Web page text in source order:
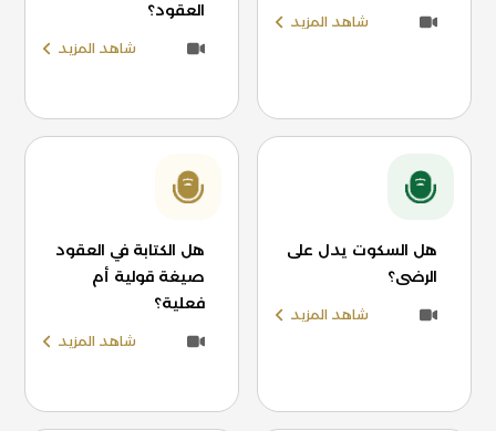
شاهد المزيد
العقود؟
شاهد المزيد
هل السكوت يدل على
الرضى؟
شاهد المزيد
هل الكتابة في العقود
صيغة قولية أم
فعلية؟
شاهد المزيد